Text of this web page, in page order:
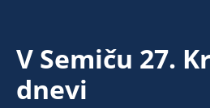
V Semiču 27.
dnevi